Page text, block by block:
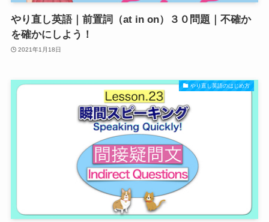
やり直し英語｜前置詞（at in on）３０問題｜不確か
を確かにしよう！
2021年1月18日
やり直し英語のはじめ方